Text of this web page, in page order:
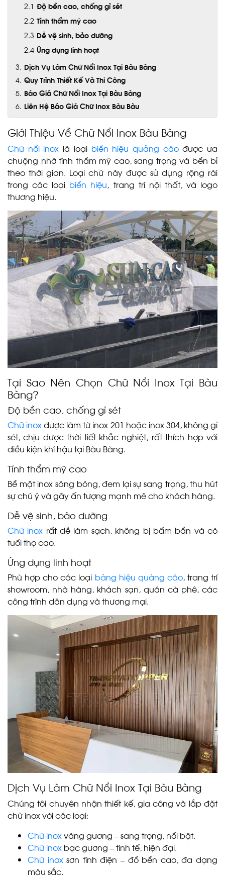
Độ bền cao, chống gỉ sét
Tính thẩm mỹ cao
Dễ vệ sinh, bảo dưỡng
Ứng dụng linh hoạt
Dịch Vụ Làm Chữ Nổi Inox Tại Bàu Bàng
Quy Trình Thiết Kế Và Thi Công
Báo Giá Chữ Nổi Inox Tại Bàu Bàng
Liên Hệ Báo Giá Chữ Inox Bàu Bàu
Giới Thiệu Về Chữ Nổi Inox Bàu Bàng
Chữ nổi inox là loại biển hiệu quảng cáođược ưa
chuộng nhờ tính thẩm mỹ cao, sang trọng và bền bỉ
theo thời gian. Loại chữ này được sử dụng rộng rãi
trong các loại biển hiệu, trang trí nội thất, và logo
thương hiệu.
Tại Sao Nên Chọn Chữ Nổi Inox Tại Bàu
Bàng?
Độ bền cao, chống gỉ sét
Chữ inoxđược làm từ inox 201 hoặc inox 304, không gỉ
sét, chịu được thời tiết khắc nghiệt, rất thích hợp với
điều kiện khí hậu tại Bàu Bàng.
Tính thẩm mỹ cao
Bề mặt inox sáng bóng, đem lại sự sang trọng, thu hút
sự chú ý và gây ấn tượng mạnh mẽ cho khách hàng.
Dễ vệ sinh, bảo dưỡng
Chữ inox rất dễ làm sạch, không bị bấm bẩn và có
tuổi thọ cao.
Ứng dụng linh hoạt
Phù hợp cho các loại bảng hiệu quảng cáo, trang trí
showroom, nhà hàng, khách sạn, quán cà phê, các
công trình dân dụng và thương mại.
Dịch Vụ Làm Chữ Nổi Inox Tại Bàu Bàng
Chúng tôi chuyên nhận thiết kế, gia công và lắp đặt
chữ inox với các loại:
Chữ inoxvàng gương – sang trọng, nổi bật.
Chữ inox bạc gương – tinh tế, hiện đại.
Chữ inoxsơn tĩnh điện – đồ bền cao, đa dạng
màu sắc.